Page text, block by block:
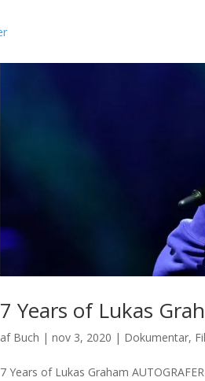
7 Years of Lukas
af Buch |nov 3, 2020 | Dokumentar,
7 Years of Lukas Graham